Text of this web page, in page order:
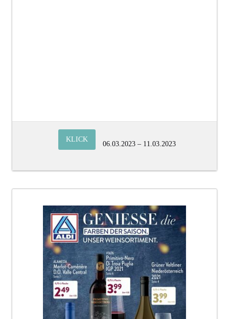
KLICK
06.03.2023 – 11.03.2023